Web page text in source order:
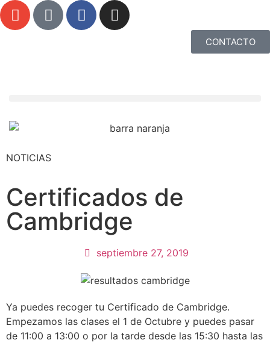
CONTACTO
NOTICIAS
Certificados de
Cambridge
septiembre 27, 2019
Ya puedes recoger tu Certificado de Cambridge.
Empezamos las clases el 1 de Octubre y puedes pasar
de 11:00 a 13:00 o por la tarde desde las 15:30 hasta las